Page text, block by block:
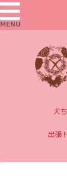
MENU
犬
出張